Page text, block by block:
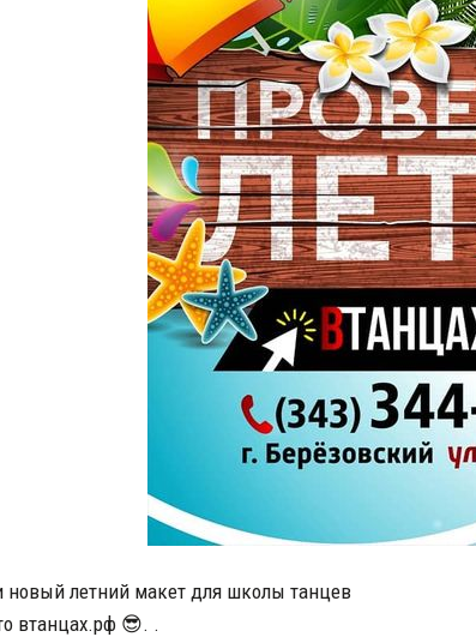
новый летний макет для школы танцев
втанцах.рф 😎. .